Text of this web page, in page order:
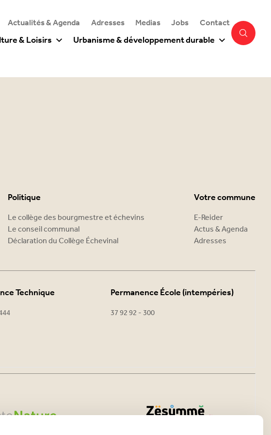
Actualités & Agenda Adresses Medias Jobs Contact
& Loisirs Urbanisme & développement durable
Politique
Le collège des bourgmestre et échevins
Le conseil communal
Déclaration du Collège Échevinal
Votre commune
E-Reider
Actus & Agenda
Adresses
Technique Permanence École (intempéries)
37 92 92 - 300